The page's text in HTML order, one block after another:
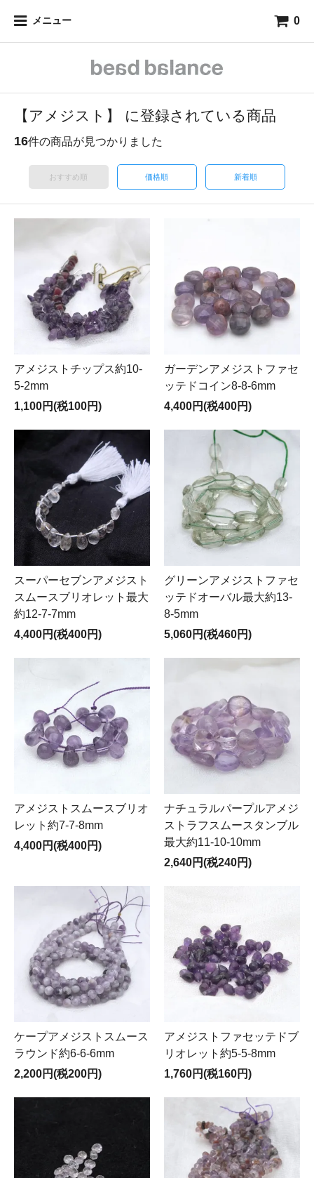
メニュー 0
【アメジスト】 に登録されている商品
16件の商品が見つかりました
おすすめ順 価格順 新着順
アメジストチップス約10-
5-2mm
1,100円(税100円)
ガーデンアメジストファセ
ッテドコイン8-8-6mm
4,400円(税400円)
スーパーセブンアメジスト
スムースブリオレット最大
約12-7-7mm
4,400円(税400円)
グリーンアメジストファセ
ッテドオーバル最大約13-
8-5mm
5,060円(税460円)
アメジストスムースブリオ
レット約7-7-8mm
4,400円(税400円)
ナチュラルパープルアメジ
ストラフスムースタンブル
最大約11-10-10mm
2,640円(税240円)
ケープアメジストスムース
ラウンド約6-6-6mm
2,200円(税200円)
アメジストファセッテドブ
リオレット約5-5-8mm
1,760円(税160円)